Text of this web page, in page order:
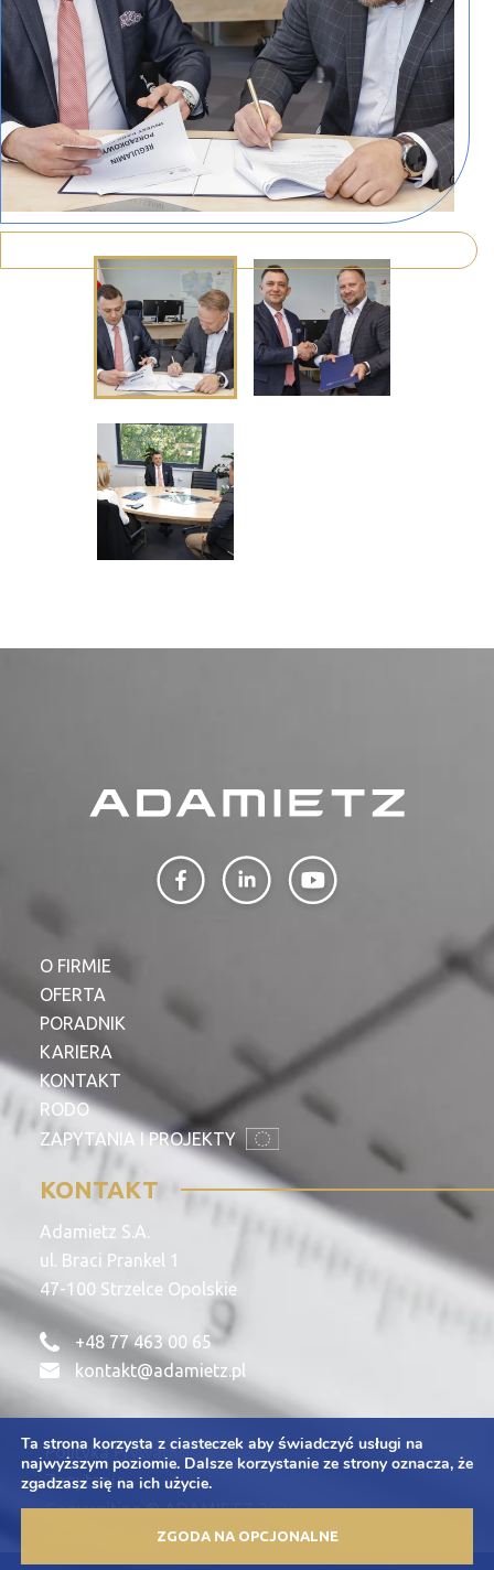
O FIRMIE
OFERTA
PORADNIK
KARIERA
KONTAKT
RODO
ZAPYTANIA I PROJEKTY
KONTAKT
Adamietz S.A.
ul. Braci Prankel 1
47-100 Strzelce Opolskie
+48 77 463 00 65
kontakt@adamietz.pl
Polityka Prywatności
Zapytania
Copywriting © ADAMIETZ 2026
Projekt i realizacja: Offteam.pl
Ta strona korzysta z ciasteczek aby świadczyć usługi na
najwyższym poziomie. Dalsze korzystanie ze strony oznacza, że
zgadzasz się na ich użycie.
ZGODA NA OPCJONALNE